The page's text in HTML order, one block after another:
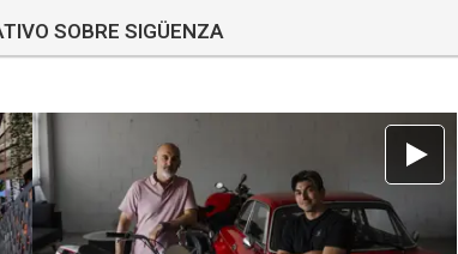
SOBRE SIGÜENZA